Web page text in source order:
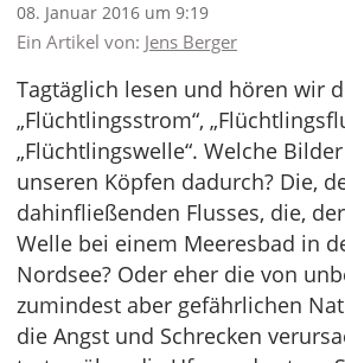
08. Januar 2016 um 9:19
Ein Artikel von: Jens Berger
Tagtäglich lesen und hören wir
„Flüchtlingsstrom“,
„Flüchtlingswelle“. Welche
unseren Köpfen dadurch? Die,
dahinfließenden Flusses, die,
Welle bei einem Meeresbad in
Nordsee? Oder eher die von
zumindest aber gefährlichen
die Angst und Schrecken